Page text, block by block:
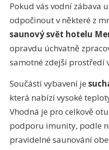
Pokud vás vodní zábava
odpočinout v některé z
saunový svět hotelu
opravdu úchvatně
samotné zdejší prostředí
Součástí vybavení je
která nabízí vysoké
Vhodná je pro celkově
podporu imunity, podle
pravidelné saunování